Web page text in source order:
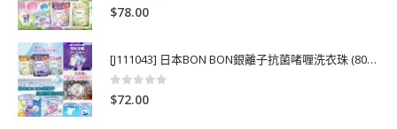
0out of 5
$78.00
[J111043] 日本BON BON銀離子抗菌啫喱洗衣珠 (80粒)
0out of 5
$72.00